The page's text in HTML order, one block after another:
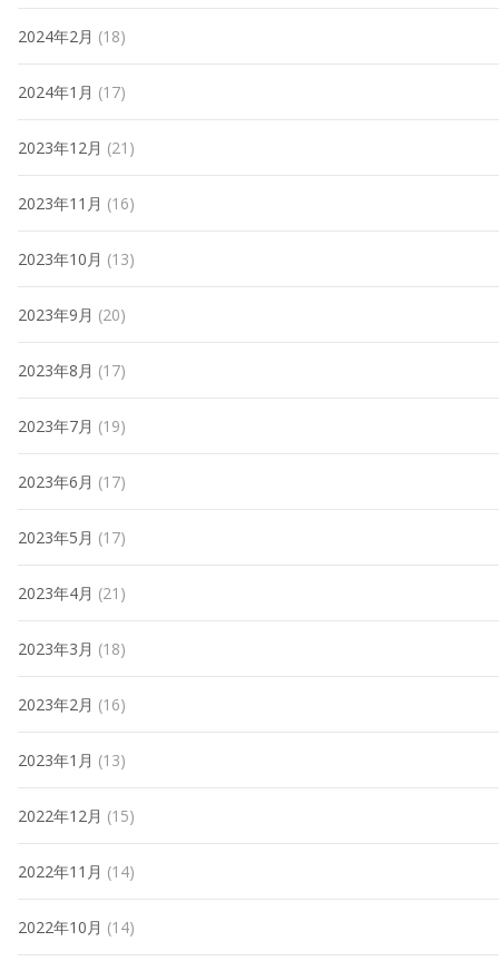
2024年2月 (18)
2024年1月 (17)
2023年12月 (21)
2023年11月 (16)
2023年10月 (13)
2023年9月 (20)
2023年8月 (17)
2023年7月 (19)
2023年6月 (17)
2023年5月 (17)
2023年4月 (21)
2023年3月 (18)
2023年2月 (16)
2023年1月 (13)
2022年12月 (15)
2022年11月 (14)
2022年10月 (14)